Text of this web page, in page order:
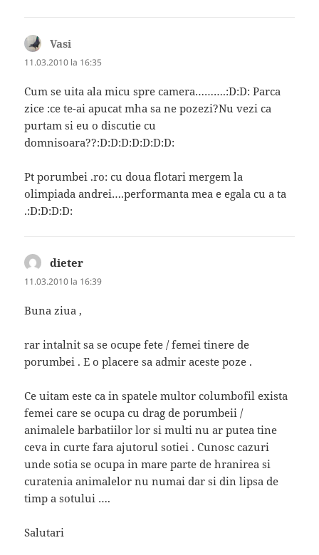
Vasi
11.03.2010 la 16:35
Cum se uita ala micu spre camera……….:D:D: Parca
zice :ce te-ai apucat mha sa ne pozezi?Nu vezi ca
purtam si eu o discutie cu
domnisoara??:D:D:D:D:D:D:D:
Pt porumbei .ro: cu doua flotari mergem la
olimpiada andrei….performanta mea e egala cu a ta
.:D:D:D:D:
dieter
11.03.2010 la 16:39
Buna ziua ,
rar intalnit sa se ocupe fete / femei tinere de
porumbei . E o placere sa admir aceste poze .
Ce uitam este ca in spatele multor columbofil exista
femei care se ocupa cu drag de porumbeii /
animalele barbatiilor lor si multi nu ar putea tine
ceva in curte fara ajutorul sotiei . Cunosc cazuri
unde sotia se ocupa in mare parte de hranirea si
curatenia animalelor nu numai dar si din lipsa de
timp a sotului ….
Salutari